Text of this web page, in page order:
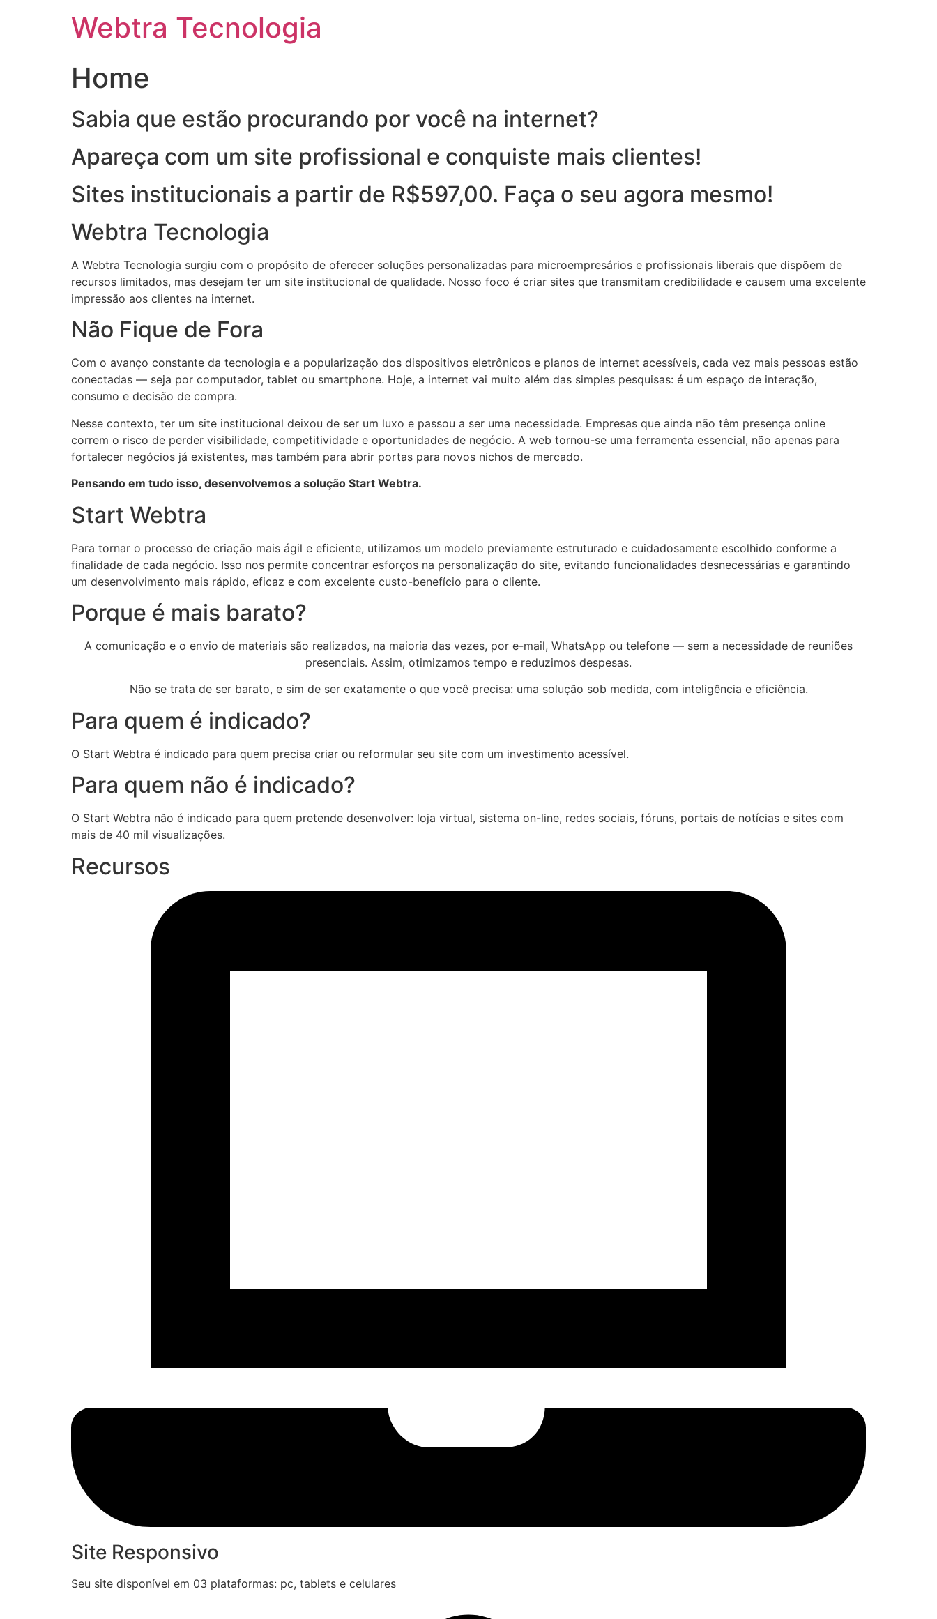
Webtra Tecnologia
Home
Sabia que estão procurando por você na internet?
Apareça com um site profissional e conquiste mais clientes!
Sites institucionais a partir de R$597,00. Faça o seu agora mesmo!
Webtra Tecnologia
A Webtra Tecnologia surgiu com o propósito de oferecer soluções personalizadas para microempresários e profissionais liberais que dispõem de
recursos limitados, mas desejam ter um site institucional de qualidade. Nosso foco é criar sites que transmitam credibilidade e causem uma excelente
impressão aos clientes na internet.
Não Fique de Fora
Com o avanço constante da tecnologia e a popularização dos dispositivos eletrônicos e planos de internet acessíveis, cada vez mais pessoas estão
conectadas — seja por computador, tablet ou smartphone. Hoje, a internet vai muito além das simples pesquisas: é um espaço de interação,
consumo e decisão de compra.
Nesse contexto, ter um site institucional deixou de ser um luxo e passou a ser uma necessidade. Empresas que ainda não têm presença online
correm o risco de perder visibilidade, competitividade e oportunidades de negócio. A web tornou-se uma ferramenta essencial, não apenas para
fortalecer negócios já existentes, mas também para abrir portas para novos nichos de mercado.
Pensando em tudo isso, desenvolvemos a solução Start Webtra.
Start Webtra
Para tornar o processo de criação mais ágil e eficiente, utilizamos um modelo previamente estruturado e cuidadosamente escolhido conforme a
finalidade de cada negócio. Isso nos permite concentrar esforços na personalização do site, evitando funcionalidades desnecessárias e garantindo
um desenvolvimento mais rápido, eficaz e com excelente custo-benefício para o cliente.
Porque é mais barato?
A comunicação e o envio de materiais são realizados, na maioria das vezes, por e-mail, WhatsApp ou telefone — sem a necessidade de reuniões
presenciais. Assim, otimizamos tempo e reduzimos despesas.
Não se trata de ser barato, e sim de ser exatamente o que você precisa: uma solução sob medida, com inteligência e eficiência.
Para quem é indicado?
O Start Webtra é indicado para quem precisa criar ou reformular seu site com um investimento acessível.
Para quem não é indicado?
O Start Webtra não é indicado para quem pretende desenvolver: loja virtual, sistema on-line, redes sociais, fóruns, portais de notícias e sites com
mais de 40 mil visualizações.
Recursos
Site Responsivo
Seu site disponível em 03 plataformas: pc, tablets e celulares